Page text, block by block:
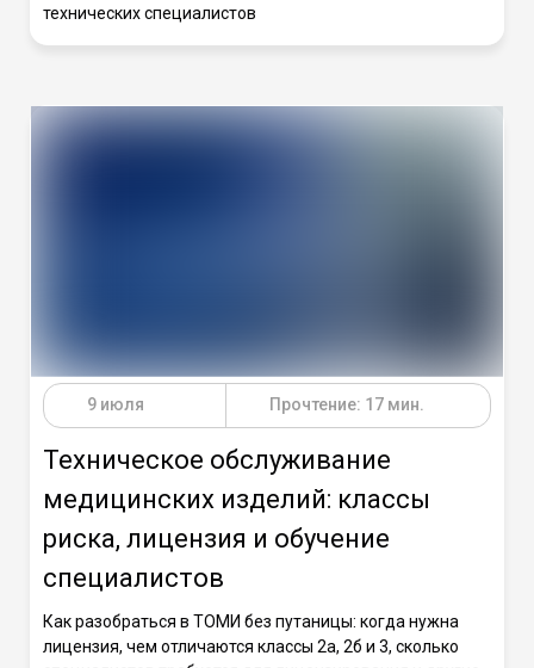
технических специалистов
9 июля Прочтение: 17 мин.
Техническое обслуживание
медицинских изделий: классы
риска, лицензия и обучение
специалистов
Как разобраться в ТОМИ без путаницы: когда нужна
лицензия, чем отличаются классы 2а, 2б и 3, сколько